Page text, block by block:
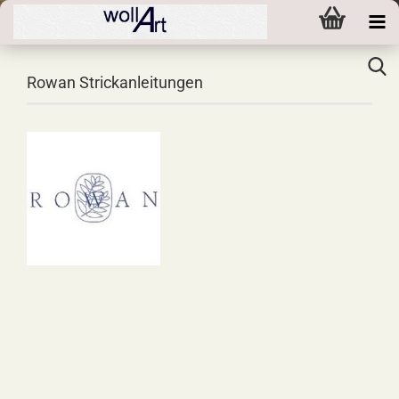
Rowan Strickanleitungen